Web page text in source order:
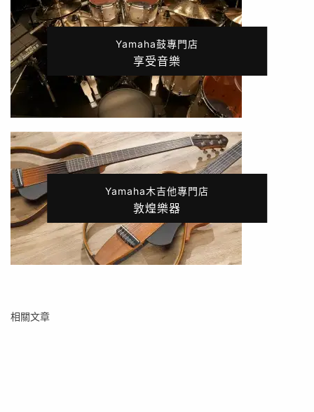
Yamaha鼓專門店
享受音樂
Yamaha木吉他專門店
敦煌樂器
相關文章